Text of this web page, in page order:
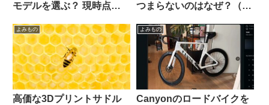
モデルを選ぶ？ 現時点で
れ？【海外掲示板から・
2025年10月】
つまらないのはなぜ？（海
よみもの
高価な3Dプリントサドル
よみもの
Canyonのロードバイクを